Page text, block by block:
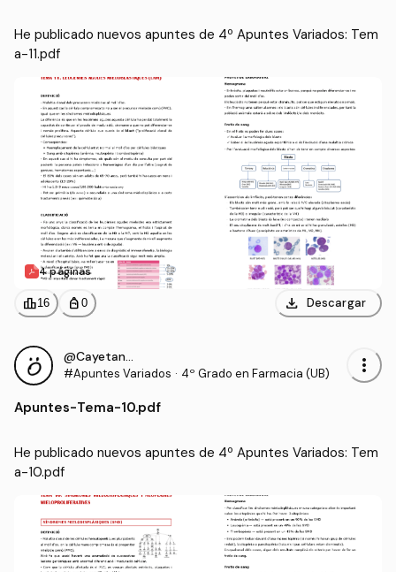
He publicado nuevos apuntes de 4º Apuntes Variados: Tem
a-11.pdf
4 páginas
leaderboard16 personal_bag 0 download Descargar
@CayetanaIgM
#Apuntes Variados · 4º Grado en Farmacia (UB) more_vert
Apuntes-Tema-10.pdf
He publicado nuevos apuntes de 4º Apuntes Variados: Tem
a-10.pdf